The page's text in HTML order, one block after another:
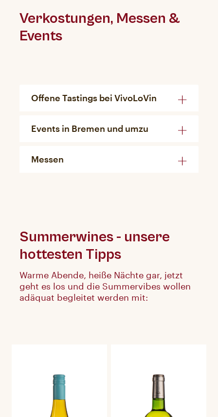
Verkostungen, Messen &
Events
Offene Tastings bei VivoLoVin
Events in Bremen und umzu
Messen
Summerwines - unsere
hottesten Tipps
Warme Abende, heiße Nächte gar, jetzt
geht es los und die Summervibes wollen
adäquat begleitet werden mit: